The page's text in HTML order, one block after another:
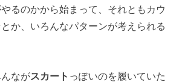
るのかから始まって、それともカウ
か、いろんなパターンが考えられる
ながスカート っぽいのを履いていた